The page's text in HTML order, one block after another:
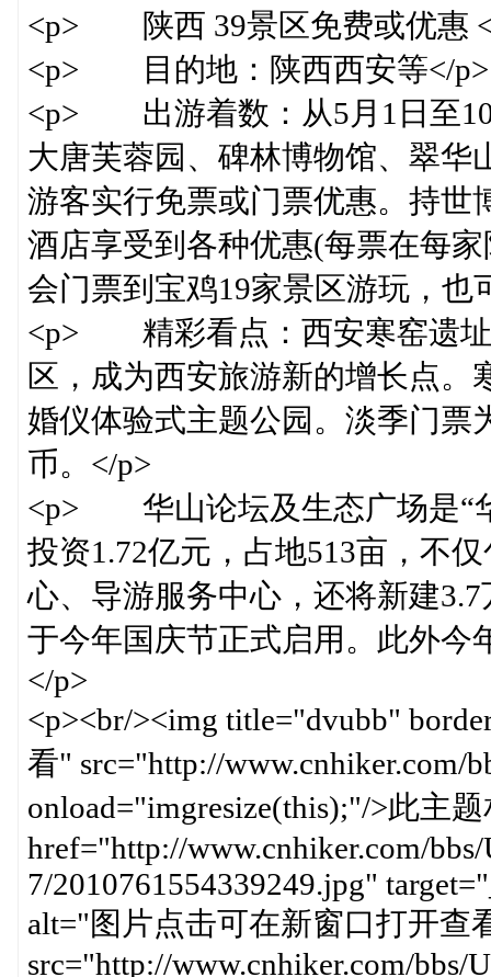
<p> 陕西 39景区免费或优惠
<p> 目的地：陕西西安等</p>
<p> 出游着数：从5月1日至10
大唐芙蓉园、碑林博物馆、翠华
游客实行免票或门票优惠。持世
酒店享受到各种优惠(每票在每
会门票到宝鸡19家景区游玩，也
<p> 精彩看点：西安寒窑遗址
区，成为西安旅游新的增长点
婚仪体验式主题公园。淡季门票
币。</p>
<p> 华山论坛及生态广场是“
投资1.72亿元，占地513亩，不
心、导游服务中心，还将新建
于今年国庆节正式启用。此外今
</p>
<p><br/><img title="dvubb"
看" src="http://www.cnhiker.com/
onload="imgresize(this);"/>此主
href="http://www.cnhiker.com/
7/2010761554339249.jpg"
alt="图片点击可在新窗口打开查
src="http://www.cnhiker.com/bbs/